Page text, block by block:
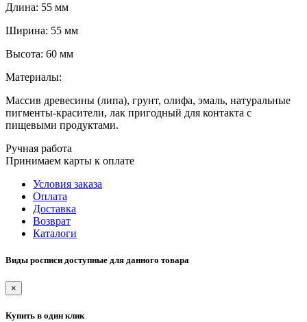
Длина: 55 мм
Ширина: 55 мм
Высота: 60 мм
Материалы:
Массив древесины (липа), грунт, олифа, эмаль, натуральные
пигменты-красители, лак пригодный для контакта с
пищевыми продуктами.
Ручная работа
Принимаем карты к оплате
Условия заказа
Оплата
Доставка
Возврат
Каталоги
Виды росписи доступные для данного товара
×
Купить в один клик